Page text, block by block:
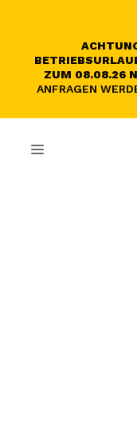
ZUM 08.08.26
ANFRAGEN
MENÜ